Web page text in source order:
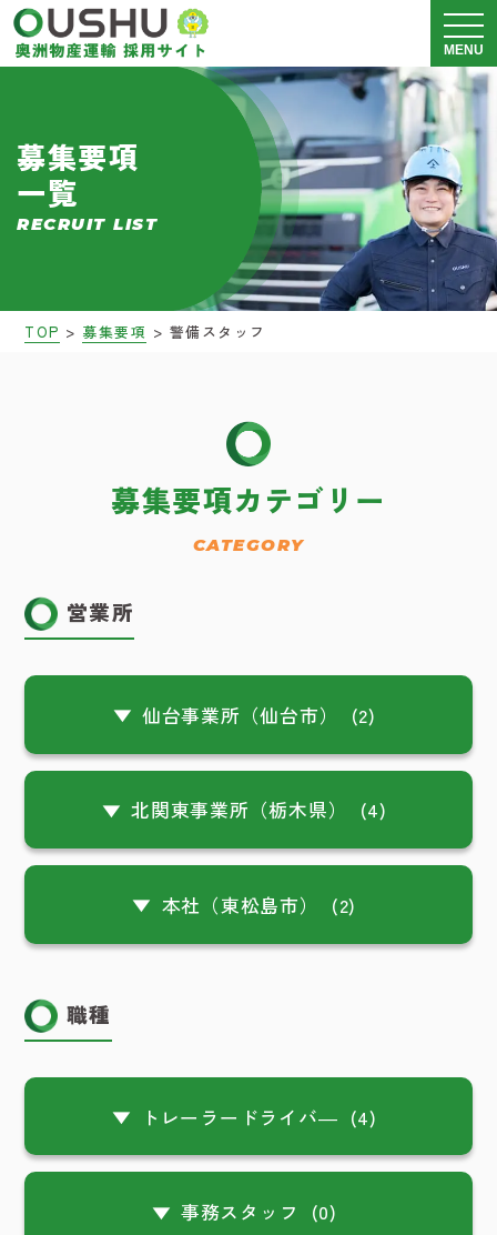
メニ
MENU
運送事業 採用情報
募集要項
一覧
RECRUIT LIST
TOP > 募集要項 > 警備スタッフ
募集要項カテゴリー
CATEGORY
営業所
仙台事業所（仙台市） (2)
北関東事業所（栃木県） (4)
本社（東松島市） (2)
職種
トレーラードライバ― (4)
事務スタッフ (0)